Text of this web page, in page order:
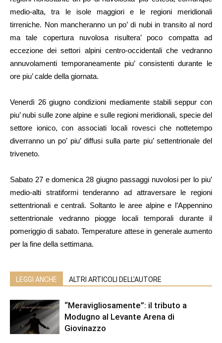
medio-alta, tra le isole maggiori e le regioni meridionali
tirreniche. Non mancheranno un po’ di nubi in transito al nord
ma tale copertura nuvolosa risultera’ poco compatta ad
eccezione dei settori alpini centro-occidentali che vedranno
annuvolamenti temporaneamente piu’ consistenti durante le
ore piu’ calde della giornata.
Venerdì 26 giugno condizioni mediamente stabili seppur con
piu’ nubi sulle zone alpine e sulle regioni meridionali, specie del
settore ionico, con associati locali rovesci che nottetempo
diverranno un po’ piu’ diffusi sulla parte piu’ settentrionale del
triveneto.
Sabato 27 e domenica 28 giugno passaggi nuvolosi per lo piu’
medio-alti stratiformi tenderanno ad attraversare le regioni
settentrionali e centrali. Soltanto le aree alpine e l’Appennino
settentrionale vedranno piogge locali temporali durante il
pomeriggio di sabato. Temperature attese in generale aumento
per la fine della settimana.
LEGGI ANCHE ALTRI ARTICOLI DELL'AUTORE
“Meravigliosamente”: il tributo a
Modugno al Levante Arena di
Giovinazzo